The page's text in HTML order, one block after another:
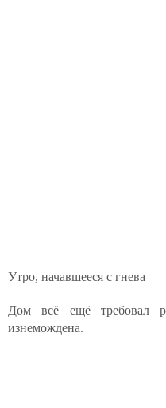
Утро, начавшееся с гнева
Дом всё ещё требовал
изнемождена.